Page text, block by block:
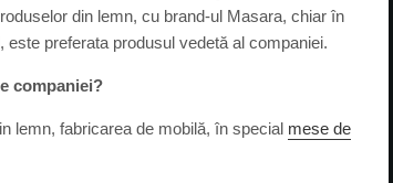
din lemn, cu brand-ul Masara, chiar în
preferata produsul vedetă al companiei.
companiei?
lemn, fabricarea de mobilă, în special mese de